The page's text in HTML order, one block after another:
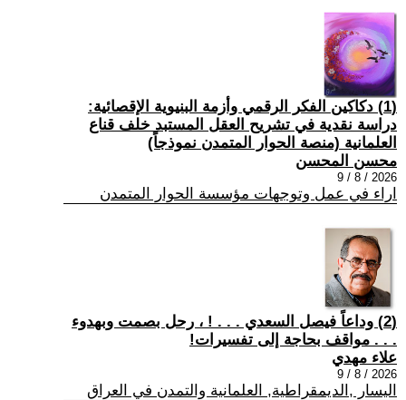
(1) دكاكين الفكر الرقمي وأزمة البنيوية الإقصائية:
دراسة نقدية في تشريح العقل المستبد خلف قناع
العلمانية (منصة الحوار المتمدن نموذجاً)
محسن المحسن
2026 / 8 / 9
اراء في عمل وتوجهات مؤسسة الحوار المتمدن
(2) وداعاً فيصل السعدي . . . ! ، رحل بصمت وبهدوء
. . . مواقف بحاجة إلى تفسيرات!
علاء مهدي
2026 / 8 / 9
اليسار ,الديمقراطية, العلمانية والتمدن في العراق